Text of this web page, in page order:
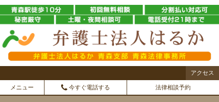
アクセス
メニュー 今すぐ電話する 法律相談予約